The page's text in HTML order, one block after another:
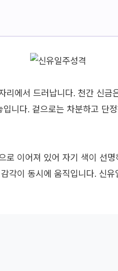
리에서 드러납니다. 천간 신금
니다. 겉으로는 차분하고 단
로 이어져 있어 자기 색이 선
각이 동시에 움직입니다. 신